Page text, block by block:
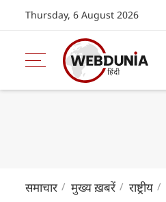
Thursday, 6 August 2026
समाचार मुख्य ख़बरें राष्ट्रीय